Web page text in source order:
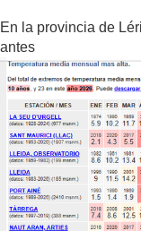
En la provincia de
antes